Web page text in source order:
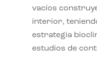
vacíos
interior,
estrategia
estudios de